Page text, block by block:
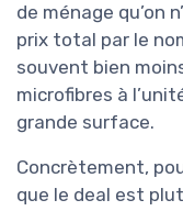
de ménage qu’on
prix total par le
souvent bien
microfibres à
grande surface.
Concrètement,
que le deal est